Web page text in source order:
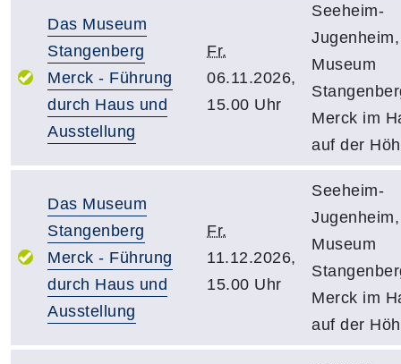
Das Museum
Stangenberg
Merck - Führung
durch Haus und
Ausstellung
Fr.
06.11.2026,
15.00 Uhr
Seeheim-
Jugenheim,
Museum
Merck im
auf der
Das Museum
Stangenberg
Merck - Führung
durch Haus und
Ausstellung
Fr.
11.12.2026,
15.00 Uhr
Seeheim-
Jugenheim,
Museum
Merck im
auf der